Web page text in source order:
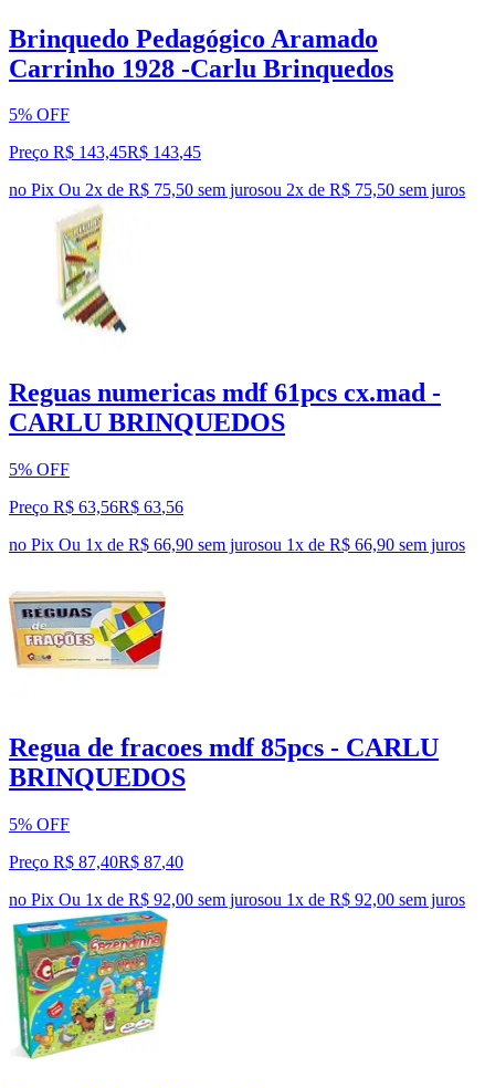
Brinquedo Pedagógico Aramado
Carrinho 1928 -Carlu Brinquedos
5% OFF
Preço R$ 143,45R$ 143,45
no Pix Ou 2x de R$ 75,50 sem jurosou 2x de R$ 75,50 sem juros
Reguas numericas mdf 61pcs cx.mad -
CARLU BRINQUEDOS
5% OFF
Preço R$ 63,56R$ 63,56
no Pix Ou 1x de R$ 66,90 sem jurosou 1x de R$ 66,90 sem juros
Regua de fracoes mdf 85pcs - CARLU
BRINQUEDOS
5% OFF
Preço R$ 87,40R$ 87,40
no Pix Ou 1x de R$ 92,00 sem jurosou 1x de R$ 92,00 sem juros